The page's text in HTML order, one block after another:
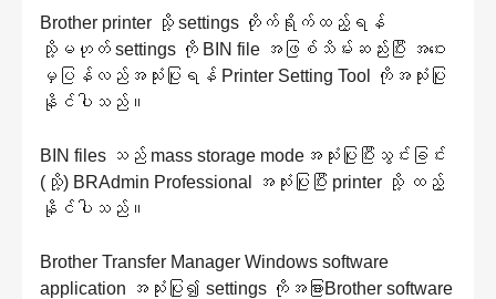
Brother printer သို့ settings တိုက်ရိုက်ထည့်ရန်
သို့မဟုတ် settings ကို BIN file အဖြစ်သိမ်းဆည်းပြီး အဝေး
မှပြန်လည်အသုံးပြုရန် Printer Setting Tool ကိုအသုံးပြု
နိုင်ပါသည်။
BIN files သည် mass storage modeအသုံးပြုပြီးသွင်းခြင်း
(သို့) BRAdmin Professional အသုံးပြုပြီး printer သို့ ထည့်
နိုင်ပါသည်။
Brother Transfer Manager Windows software
application အသုံးပြု၍ settings ကိုအခြားBrother software